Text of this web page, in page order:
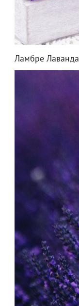
Ламбре Лаванда